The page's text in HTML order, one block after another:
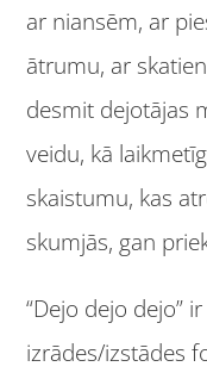
ar niansēm, ar
ātrumu, ar
desmit dejotājas
veidu, kā
skaistumu, kas
skumjās, gan
“Dejo dejo dejo”
izrādes/izstādes